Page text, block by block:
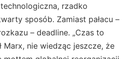
rzadko
sposób. Zamiast pałacu –
– deadline. „Czas to
Marx, nie wiedząc jeszcze, że